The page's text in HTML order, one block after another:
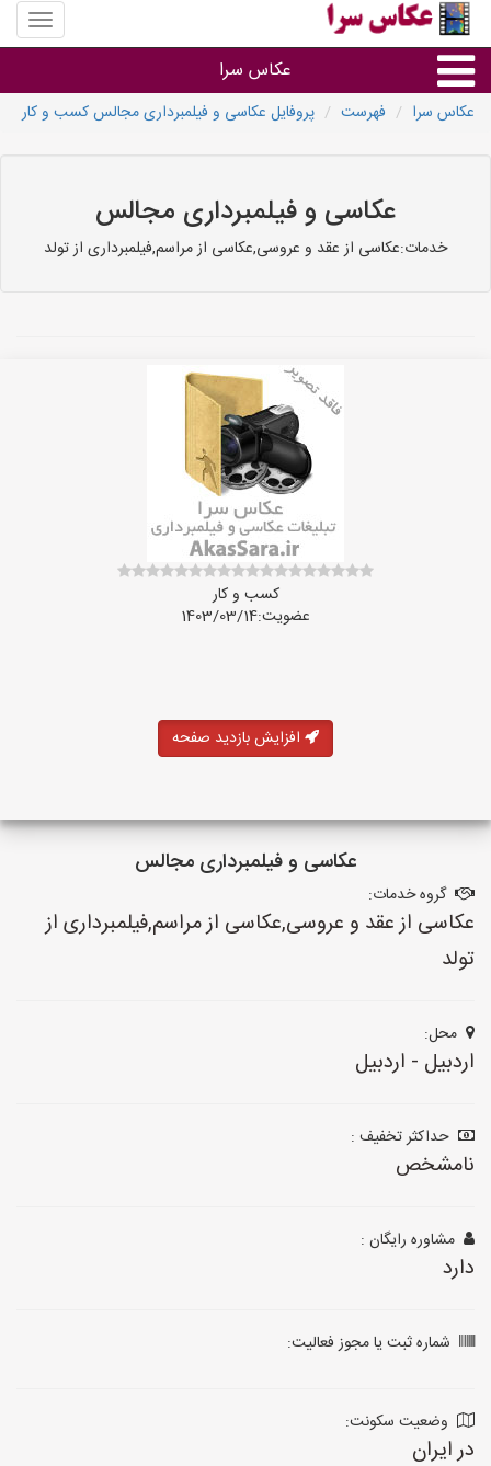
منوی
سایت
سرا
عکاس سرا
آتلیه و فیلمبرداری در هر شهر
عکاس سرا فهرست پروفایل عکاسی و فیلمبرداری مجالس کسب و کار
عکاسی و فیلمبرداری مجالس
خدمات:عکاسی از عقد و عروسی,عکاسی از مراسم,فیلمبرداری از تولد
کسب و کار
عضویت:1403/03/14
افزایش بازدید صفحه
عکاسی و فیلمبرداری مجالس
گروه خدمات:
عکاسی از عقد و عروسی,عکاسی از مراسم,فیلمبرداری از
تولد
محل:
اردبیل - اردبیل
حداکثر تخفیف :
نامشخص
مشاوره رایگان :
دارد
شماره ثبت یا مجوز فعالیت:
وضعیت سکونت:
در ایران